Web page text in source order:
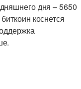
дня – 5650
коснется